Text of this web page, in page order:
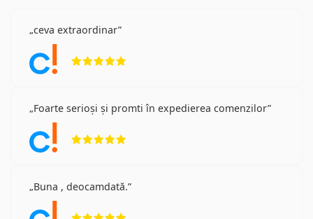
ceva extraordinar
Foarte serioși și promti în expedierea comenzilor
Buna , deocamdată.